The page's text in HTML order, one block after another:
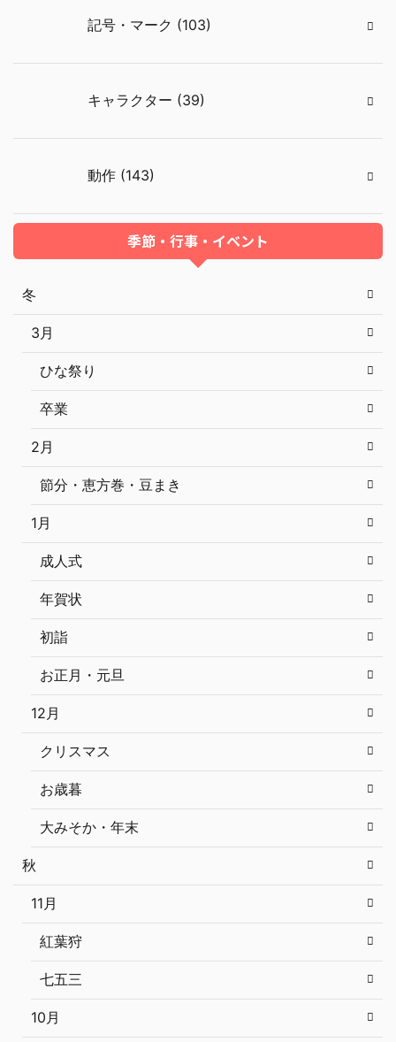
記号・マーク (103)
キャラクター (39)
動作 (143)
季節・行事・イベント
冬
3月
ひな祭り
卒業
2月
節分・恵方巻・豆まき
1月
成人式
年賀状
初詣
お正月・元旦
12月
クリスマス
お歳暮
大みそか・年末
秋
11月
紅葉狩
七五三
10月